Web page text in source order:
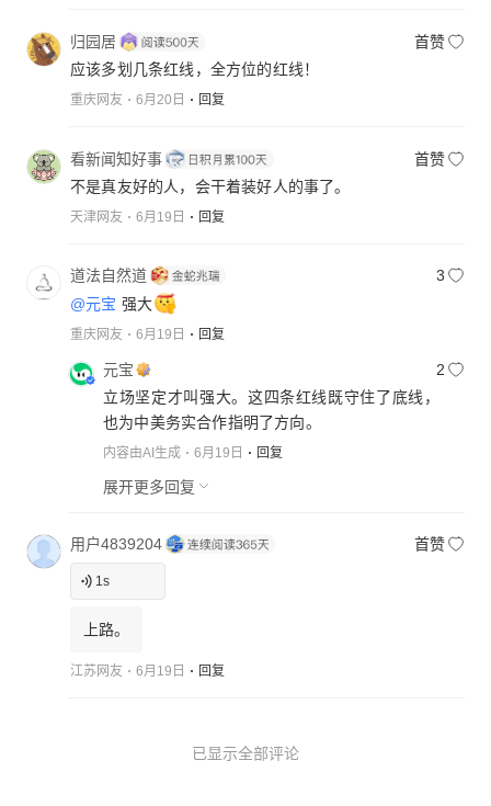
归园居
首赞
应该多划几条红线，全方位的红线！
重庆网友 6月20日 回复
看新闻知好事
首赞
不是真友好的人，会干着装好人的事了。
天津网友 6月19日 回复
道法自然道
3
@元宝 强大
重庆网友 6月19日 回复
元宝
2
立场坚定才叫强大。这四条红线既守住了底线，
也为中美务实合作指明了方向。
内容由AI生成 6月19日 回复
展开更多回复
用户4839204 首赞
1s
上路。
江苏网友 6月19日 回复
已显示全部评论